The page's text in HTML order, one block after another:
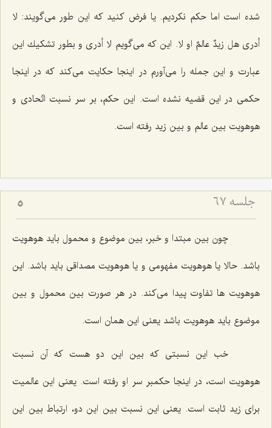
شده است اما حكم نكردیم. یا فرض كنید كه این طور مى‌گویند: لا
أدرى هل زیدٌ عالمٌ او لا. این كه مى‌گویم لا أدرى و بطور تشكیك این
عبارت و این جمله را مى‌آورم در اینجا حكایت مى‌كند كه در اینجا
حكمى در این قضیه نشده است. این حكم، بر سر نسبت اتّحادى و
هوهویت بین عالم و بین زید رفته است.
جلسه ۶۷ 5
چون بین مبتدا و خبر، بین موضوع و محمول باید هوهویت
باشد. حالا یا هوهویت مفهومى و یا هوهویت مصداقى باید باشد. این
هوهویت ها تفاوت پیدا مى‌كند. در هر صورت بین محمول و بین
موضوع باید هوهویت باشد یعنى این همان است.
خب این نسبتى كه بین این دو هست كه آن نسبت
هوهویت است، در اینجا حكمبر سر او رفته است. یعنى این عالمیت
براى زید ثابت است. یعنى این نسبت بین این دو، ارتباط بین این